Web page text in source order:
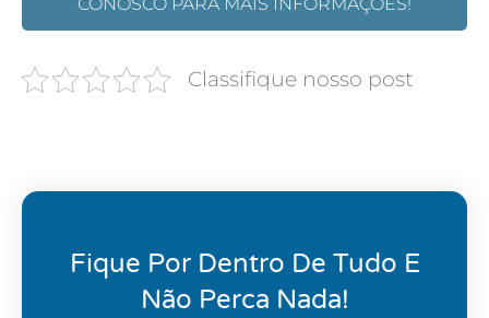
Classifique nosso post
Fique Por Dentro De Tudo E
Não Perca Nada!